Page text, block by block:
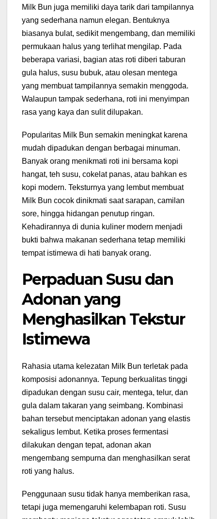
Milk Bun juga memiliki daya tarik dari tampilannya
yang sederhana namun elegan. Bentuknya
biasanya bulat, sedikit mengembang, dan memiliki
permukaan halus yang terlihat mengilap. Pada
beberapa variasi, bagian atas roti diberi taburan
gula halus, susu bubuk, atau olesan mentega
yang membuat tampilannya semakin menggoda.
Walaupun tampak sederhana, roti ini menyimpan
rasa yang kaya dan sulit dilupakan.
Popularitas Milk Bun semakin meningkat karena
mudah dipadukan dengan berbagai minuman.
Banyak orang menikmati roti ini bersama kopi
hangat, teh susu, cokelat panas, atau bahkan es
kopi modern. Teksturnya yang lembut membuat
Milk Bun cocok dinikmati saat sarapan, camilan
sore, hingga hidangan penutup ringan.
Kehadirannya di dunia kuliner modern menjadi
bukti bahwa makanan sederhana tetap memiliki
tempat istimewa di hati banyak orang.
Perpaduan Susu dan
Adonan yang
Menghasilkan Tekstur
Istimewa
Rahasia utama kelezatan Milk Bun terletak pada
komposisi adonannya. Tepung berkualitas tinggi
dipadukan dengan susu cair, mentega, telur, dan
gula dalam takaran yang seimbang. Kombinasi
bahan tersebut menciptakan adonan yang elastis
sekaligus lembut. Ketika proses fermentasi
dilakukan dengan tepat, adonan akan
mengembang sempurna dan menghasilkan serat
roti yang halus.
Penggunaan susu tidak hanya memberikan rasa,
tetapi juga memengaruhi kelembapan roti. Susu